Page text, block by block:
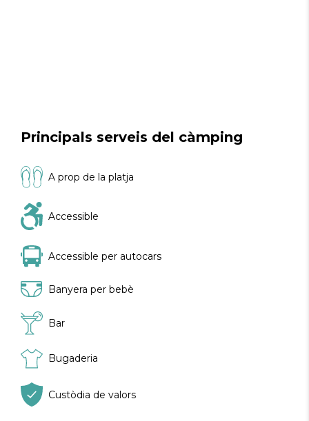
Principals serveis del càmping
A prop de la platja
Accessible
Accessible per autocars
Banyera per bebè
Bar
Bugaderia
Custòdia de valors